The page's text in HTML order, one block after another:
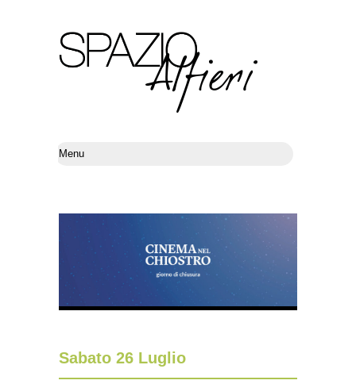
Sabato 26 Luglio